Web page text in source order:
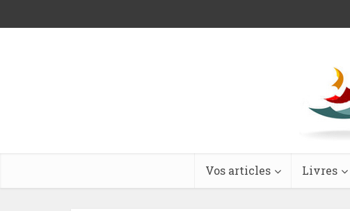
Vos articles Livres